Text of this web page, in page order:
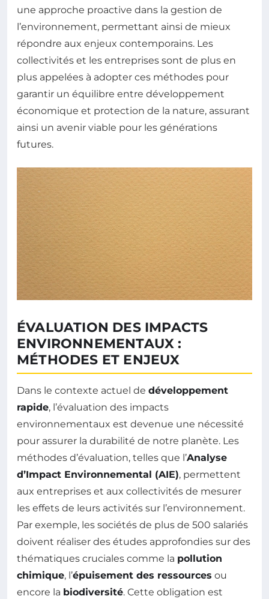
une approche proactive dans la gestion de
l’environnement, permettant ainsi de mieux
répondre aux enjeux contemporains. Les
collectivités et les entreprises sont de plus en
plus appelées à adopter ces méthodes pour
garantir un équilibre entre développement
économique et protection de la nature, assurant
ainsi un avenir viable pour les générations
futures.
ÉVALUATION DES IMPACTS
ENVIRONNEMENTAUX :
MÉTHODES ET ENJEUX
Dans le contexte actuel de développement
rapide, l’évaluation des impacts
environnementaux est devenue une nécessité
pour assurer la durabilité de notre planète. Les
méthodes d’évaluation, telles que l’Analyse
d’Impact Environnemental (AIE), permettent
aux entreprises et aux collectivités de mesurer
les effets de leurs activités sur l’environnement.
Par exemple, les sociétés de plus de 500 salariés
doivent réaliser des études approfondies sur des
thématiques cruciales comme la pollution
chimique, l’épuisement des ressources ou
encore la biodiversité. Cette obligation est